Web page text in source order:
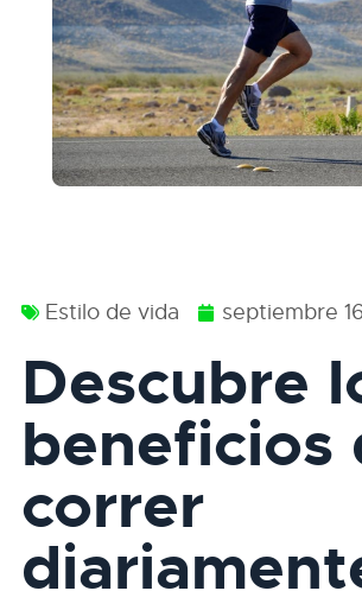
Estilo de vida septiembre
Descubre
beneficios
correr